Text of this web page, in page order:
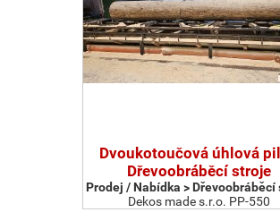
Dvoukotoučová úhlová
Dřevoobráběcí stroje
Prodej / Nabídka > Dřevoobráběcí
Dekos made s.r.o. PP-550